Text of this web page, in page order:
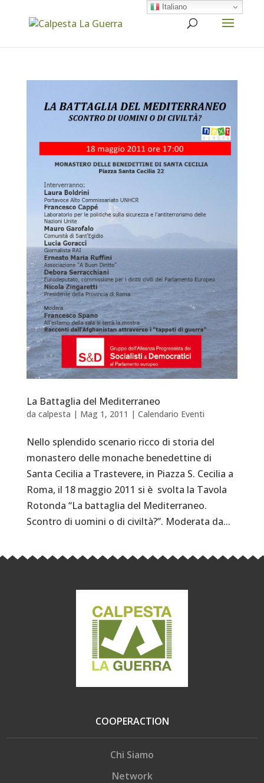
La Battaglia del Mediterraneo
da calpesta | Mag 1, 2011 | Calendario Eventi
Nello splendido scenario ricco di storia del
monastero delle monache benedettine di
Santa Cecilia a Trastevere, in Piazza S. Cecilia a
Roma, il 18 maggio 2011 si è svolta la Tavola
Rotonda “La battaglia del Mediterraneo.
Scontro di uomini o di civiltà?”. Moderata da...
COOPERACTION
Chi Siamo
Network
Italiano